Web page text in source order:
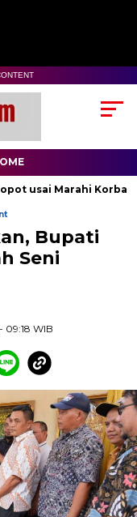
usai Marahi Korban
Bupati
Seni
09:18 WIB